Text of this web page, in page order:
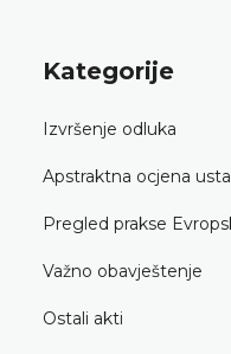
Kategorije
Izvršenje odluka
Apstraktna ocjena
Pregled prakse
Važno obavještenje
Ostali akti